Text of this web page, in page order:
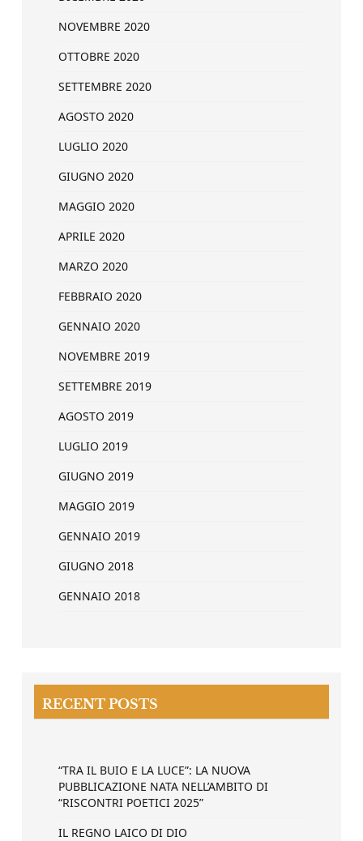
NOVEMBRE 2020
OTTOBRE 2020
SETTEMBRE 2020
AGOSTO 2020
LUGLIO 2020
GIUGNO 2020
MAGGIO 2020
APRILE 2020
MARZO 2020
FEBBRAIO 2020
GENNAIO 2020
NOVEMBRE 2019
SETTEMBRE 2019
AGOSTO 2019
LUGLIO 2019
GIUGNO 2019
MAGGIO 2019
GENNAIO 2019
GIUGNO 2018
GENNAIO 2018
RECENT POSTS
“TRA IL BUIO E LA LUCE”: LA NUOVA
PUBBLICAZIONE NATA NELL’AMBITO DI
“RISCONTRI POETICI 2025”
IL REGNO LAICO DI DIO